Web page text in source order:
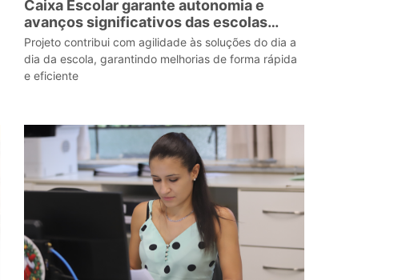
Caixa Escolar garante autonomia e
avanços significativos das escolas
estaduais de Minas Gerais
Projeto contribui com agilidade às soluções do dia a
dia da escola, garantindo melhorias de forma rápida
e eficiente